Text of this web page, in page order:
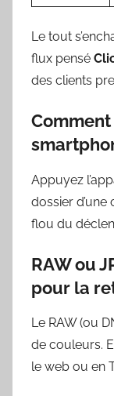
Le tout
flux pensé
des clients
Appuyez
dossier d’une
flou du
RAW ou
pour la
Le RAW (ou
de couleurs.
le web ou en